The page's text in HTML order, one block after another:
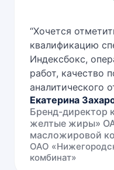
“Хочется
квалификацию
Индексбокс,
работ, качество
аналитического
Екатерина
Бренд-директор
желтые жиры»
масложировой
ОАО
комбинат»